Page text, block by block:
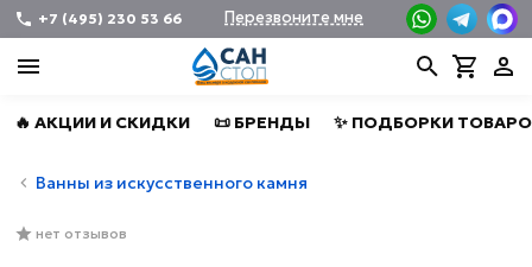
+7 (495) 230 53 66 Перезвоните мне
🔥 АКЦИИ И СКИДКИ 📜 БРЕНДЫ ✨ ПОДБОРКИ
Ванны из искусственного камня
нет отзывов